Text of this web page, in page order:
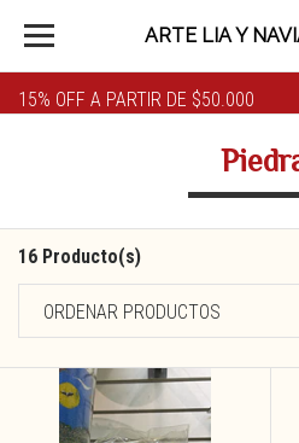
15% OFF A PARTIR DE $50.000
ARTE LIA Y
16 Producto(s)
ORDENAR PRODUCTOS